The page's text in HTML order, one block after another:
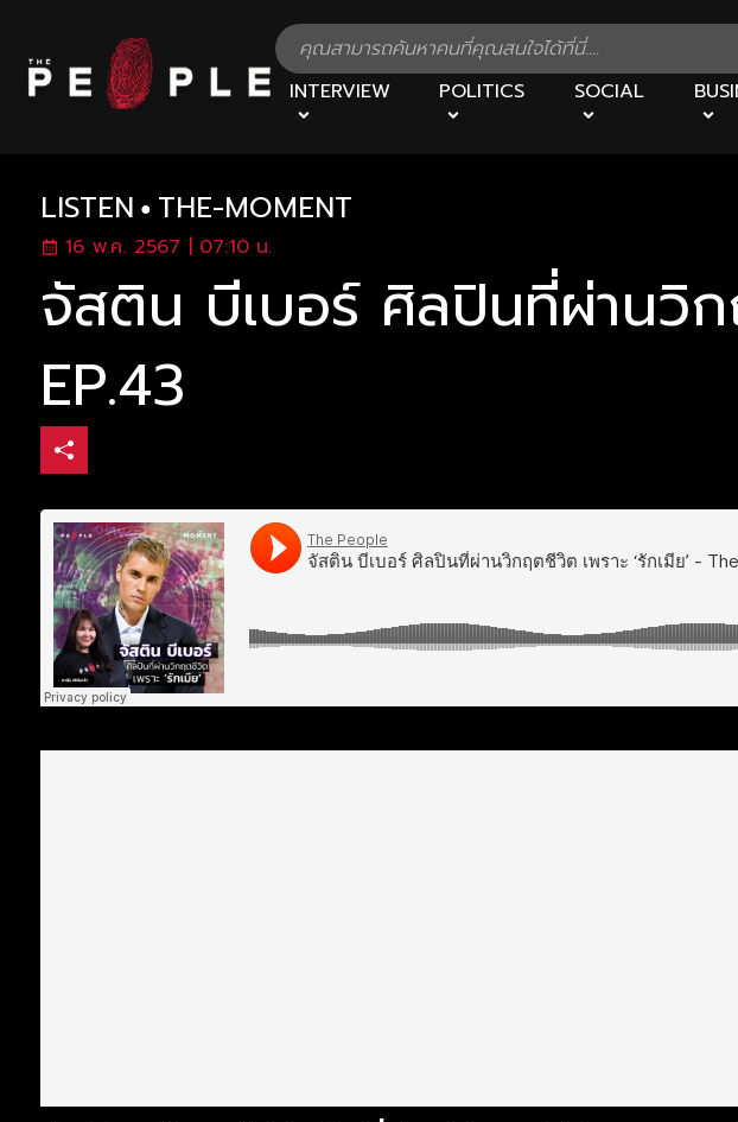
INTERVIEW POLITICS SOCIAL
LISTEN THE-MOMENT
16 พ.ค. 2567 | 07:10 น.
จัสติน บีเบอร์ ศิลปินที่ผ่านวิก
EP.43